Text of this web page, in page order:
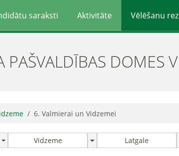
saraksti Aktivitāte Vēlēšanu
DOMES
6. Valmierai un Vidzemei
Vidzeme Latgale